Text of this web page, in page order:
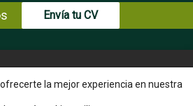
Envía tu CV
2026 MAPA WEB
AVISO LEGAL
la mejor experiencia en nuestra